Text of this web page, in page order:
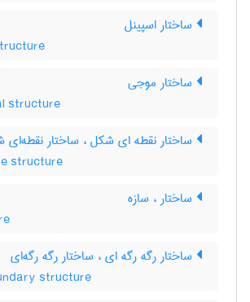
ساختار اسپینل
ساختار موجی
structure
ساختار نقطه ای شکل ، ساختار
structure
ساختار ، سازه
ساختار رگه رگه ای ، ساختار رگه رگه‌ای
structure